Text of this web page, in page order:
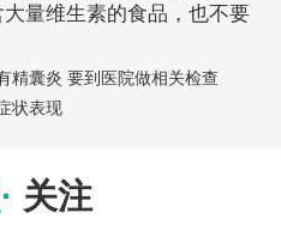
量维生素的食品，也不要
精囊炎 要到医院做相关检查
状表现
关注